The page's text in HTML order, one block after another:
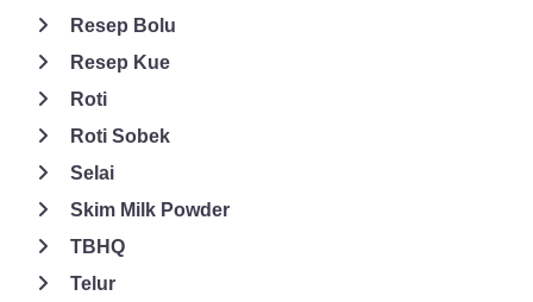
Resep Bolu
Resep Kue
Roti
Roti Sobek
Selai
Skim Milk Powder
TBHQ
Telur